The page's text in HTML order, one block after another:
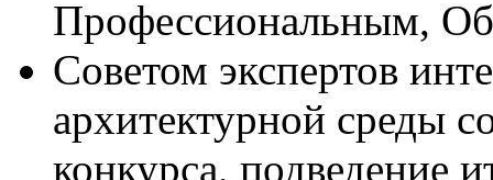
Профессиональным,
Советом экспертов
архитектурной среды
конкурса, подведение